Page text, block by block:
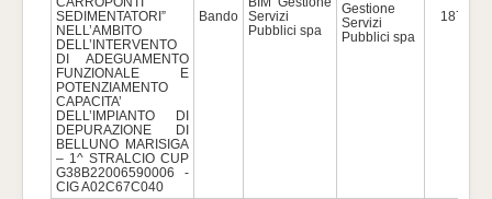
SEDIMENTATORI”
NELL’AMBITO
DELL’INTERVENTO
DI ADEGUAMENTO
FUNZIONALE E
POTENZIAMENTO
CAPACITA’
DELL’IMPIANTO DI
DEPURAZIONE DI
BELLUNO MARISIGA
– 1^ STRALCIO CUP
G38B22006590006 -
CIG A02C67C040
Bando
Servizi
Pubblici spa
Gestione
Servizi
Pubblici spa